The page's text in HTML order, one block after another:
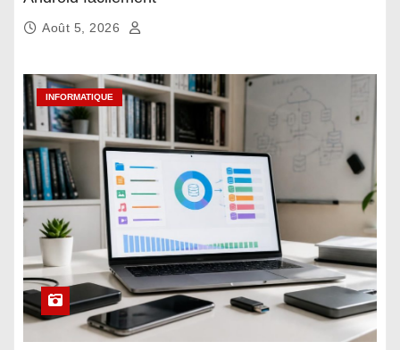
Août 5, 2026
INFORMATIQUE